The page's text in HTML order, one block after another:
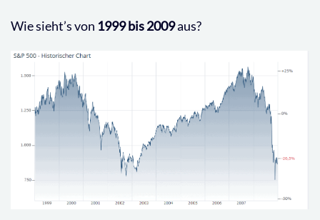
Wie sieht’s von 1999 bis 2009aus?